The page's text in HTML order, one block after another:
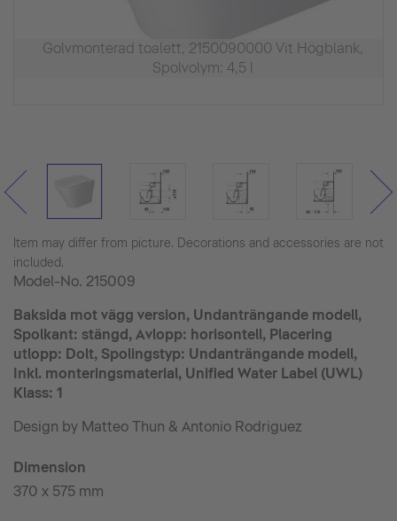
Golvmonterad toalett, 2150090000 Vit Högblank,
Spolvolym: 4,5 l
Item may differ from picture. Decorations and accessories are not
included.
Model-No. 215009
Baksida mot vägg version, Undanträngande modell,
Spolkant: stängd, Avlopp: horisontell, Placering
utlopp: Dolt, Spolingstyp: Undanträngande modell,
Inkl. monteringsmaterial, Unified Water Label (UWL)
Klass: 1
Design by Matteo Thun & Antonio Rodriguez
Dimension
370 x 575 mm